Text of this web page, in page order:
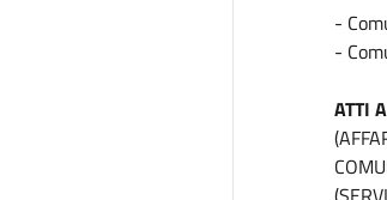
-
-
ATTI